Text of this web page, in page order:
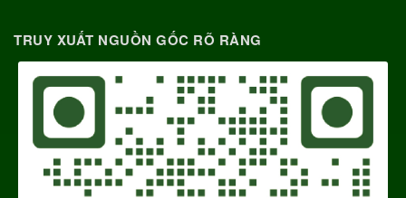
TRUY XUẤT NGUỒN GỐC RÕ RÀNG